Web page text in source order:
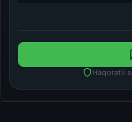
Haqoratli